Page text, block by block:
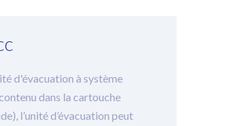
d'évacuation à système
dans la cartouche
l’unité d’évacuation peut